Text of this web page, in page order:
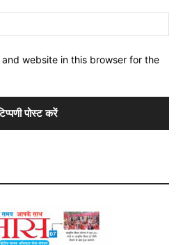
and website in this browser for the